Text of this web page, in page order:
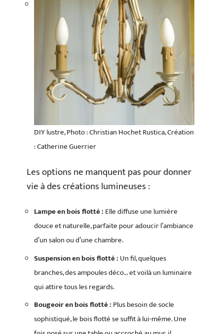
DIY lustre, Photo : Christian Hochet Rustica, Création
: Catherine Guerrier
Les options ne manquent pas pour donner
vie à des créations lumineuses :
Lampe en bois flotté : Elle diffuse une lumière
douce et naturelle, parfaite pour adoucir l’ambiance
d’un salon ou d’une chambre.
Suspension en bois flotté : Un fil, quelques
branches, des ampoules déco… et voilà un luminaire
qui attire tous les regards.
Bougeoir en bois flotté : Plus besoin de socle
sophistiqué, le bois flotté se suffit à lui-même. Une